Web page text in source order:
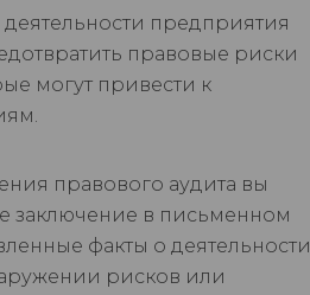
предприятия
правовые риски
могут привести к
правового аудита вы
заключение в письменном
факты о деятельности
рисков или